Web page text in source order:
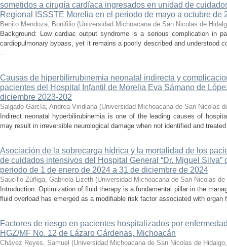
sometidos a cirugía cardíaca ingresados en unidad de
Regional ISSSTE Morelia en el periodo de mayo a octubre de
Benito Mendoza, Bonifilio (Universidad Michoacana de San Nicolas de
Background: Low cardiac output syndrome is a serious complication in
cardiopulmonary bypass, yet it remains a poorly described and understood
...
Causas de hiperbilirrubinemia neonatal indirecta y
pacientes del Hospital Infantil de Morelia Eva Sámano de
diciembre 2023-202
Salgado García, Andrea Viridiana (Universidad Michoacana de San Nicolas
Indirect neonatal hyperbilirubinemia is one of the leading causes of
may result in irreversible neurological damage when not identified and
Asociación de la sobrecarga hídrica y la mortalidad de los
de cuidados intensivos del Hospital General “Dr. Miguel
periodo de 1 de enero de 2024 a 31 de diciembre de 2024
Saucillo Zúñiga, Gabriela Lizeth (Universidad Michoacana de San Nicolas de
Introduction: Optimization of fluid therapy is a fundamental pillar in the
fluid overload has emerged as a modifiable risk factor associated with organ
Factores de riesgo en pacientes hospitalizados por
HGZ/MF No. 12 de Lázaro Cárdenas, Michoacán
Chávez Reyes, Samuel (Universidad Michoacana de San Nicolas de Hidalgo